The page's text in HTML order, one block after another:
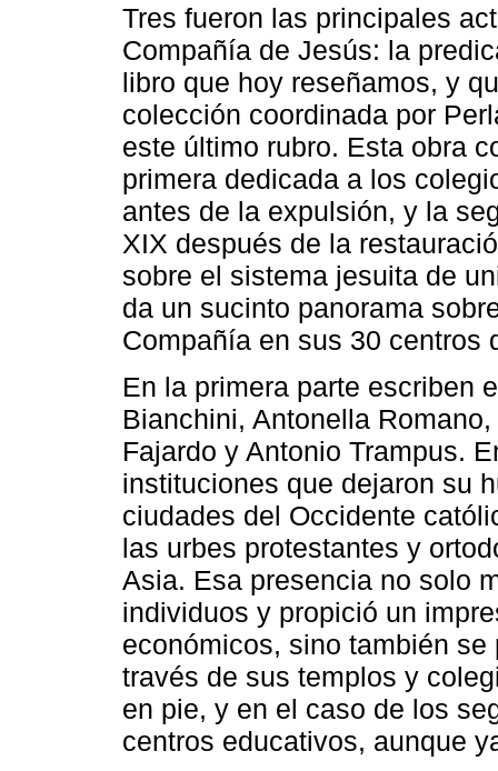
Tres fueron las principales
Compañía de Jesús: la
libro que hoy reseñamos, y
colección coordinada por
este último rubro. Esta obra
primera dedicada a los
antes de la expulsión, y la
XIX después de la
sobre el sistema jesuita de
da un sucinto panorama
Compañía en sus 30 centros
En la primera parte escriben
Bianchini, Antonella
Fajardo y Antonio Trampus.
instituciones que dejaron su
ciudades del Occidente
las urbes protestantes y
Asia. Esa presencia no solo
individuos y propició un
económicos, sino también
través de sus templos y
en pie, y en el caso de los
centros educativos, aunque